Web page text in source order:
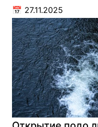
📅 27.11.2025